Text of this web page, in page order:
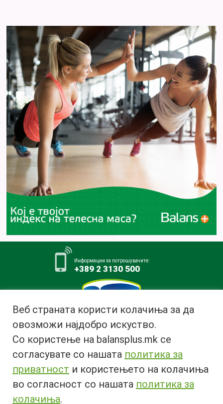
Информации за потрошувачите:
+389 2 3130 500
ул. Ѓурчин Наумов Пљакот бр.1,
7000 Битола, Република
Македонија
Тел:+389 47 226 380
Факс: +389 47 237 073
Веб страната користи колачиња за да
овозможи најдобро искуство.
Со користење на balansplus.mk се
согласувате со нашата политика за
приватност и користењето на колачиња
во согласност со нашата политика за
колачиња.